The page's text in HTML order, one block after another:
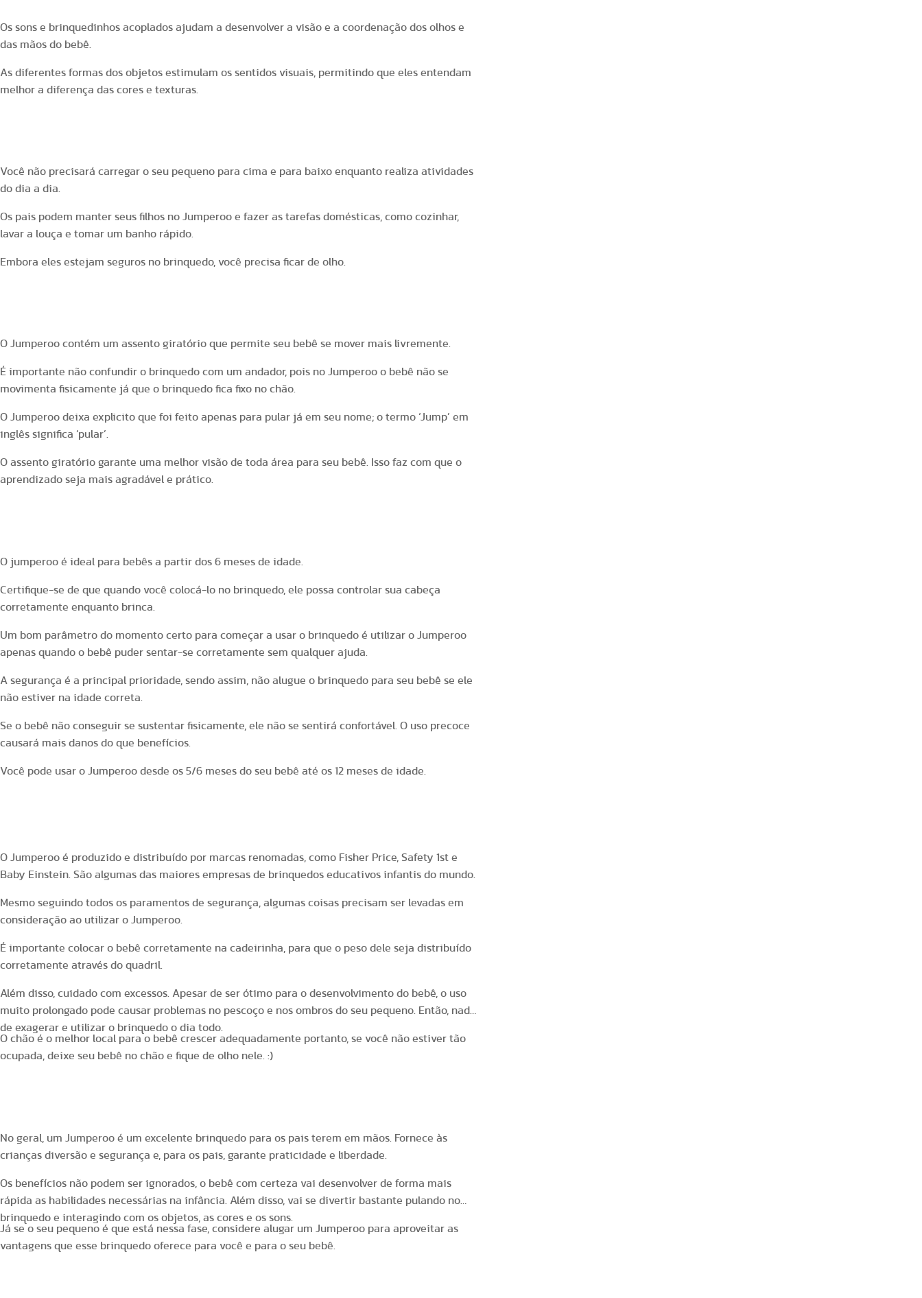
Os sons e brinquedinhos acoplados ajudam a desenvolver a visão e a coordenação dos olhos e
das mãos do bebê.
As diferentes formas dos objetos estimulam os sentidos visuais, permitindo que eles entendam
melhor a diferença das cores e texturas.
Você não precisará carregar o seu pequeno para cima e para baixo enquanto realiza atividades
do dia a dia.
Os pais podem manter seus filhos no Jumperoo e fazer as tarefas domésticas, como cozinhar,
lavar a louça e tomar um banho rápido.
Embora eles estejam seguros no brinquedo, você precisa ficar de olho.
O Jumperoo contém um assento giratório que permite seu bebê se mover mais livremente.
É importante não confundir o brinquedo com um andador, pois no Jumperoo o bebê não se
movimenta fisicamente já que o brinquedo fica fixo no chão.
O Jumperoo deixa explicito que foi feito apenas para pular já em seu nome; o termo ‘Jump’ em
inglês significa ‘pular’.
O assento giratório garante uma melhor visão de toda área para seu bebê. Isso faz com que o
aprendizado seja mais agradável e prático.
O jumperoo é ideal para bebês a partir dos 6 meses de idade.
Certifique-se de que quando você colocá-lo no brinquedo, ele possa controlar sua cabeça
corretamente enquanto brinca.
Um bom parâmetro do momento certo para começar a usar o brinquedo é utilizar o Jumperoo
apenas quando o bebê puder sentar-se corretamente sem qualquer ajuda.
A segurança é a principal prioridade, sendo assim, não alugue o brinquedo para seu bebê se ele
não estiver na idade correta.
Se o bebê não conseguir se sustentar fisicamente, ele não se sentirá confortável. O uso precoce
causará mais danos do que benefícios.
Você pode usar o Jumperoo desde os 5/6 meses do seu bebê até os 12 meses de idade.
O Jumperoo é produzido e distribuído por marcas renomadas, como Fisher Price, Safety 1st e
Baby Einstein. São algumas das maiores empresas de brinquedos educativos infantis do mundo.
Mesmo seguindo todos os paramentos de segurança, algumas coisas precisam ser levadas em
consideração ao utilizar o Jumperoo.
É importante colocar o bebê corretamente na cadeirinha, para que o peso dele seja distribuído
corretamente através do quadril.
Além disso, cuidado com excessos. Apesar de ser ótimo para o desenvolvimento do bebê, o uso
muito prolongado pode causar problemas no pescoço e nos ombros do seu pequeno. Então, nada
de exagerar e utilizar o brinquedo o dia todo.
O chão é o melhor local para o bebê crescer adequadamente portanto, se você não estiver tão
ocupada, deixe seu bebê no chão e fique de olho nele. :)
No geral, um Jumperoo é um excelente brinquedo para os pais terem em mãos. Fornece às
crianças diversão e segurança e, para os pais, garante praticidade e liberdade.
Os benefícios não podem ser ignorados, o bebê com certeza vai desenvolver de forma mais
rápida as habilidades necessárias na infância. Além disso, vai se divertir bastante pulando no
brinquedo e interagindo com os objetos, as cores e os sons.
Já se o seu pequeno é que está nessa fase, considere alugar um Jumperoo para aproveitar as
vantagens que esse brinquedo oferece para você e para o seu bebê.